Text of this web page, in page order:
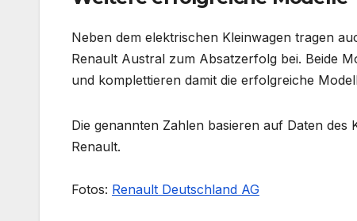
Neben dem elektrischen Kleinwagen tragen
Renault Austral zum Absatzerfolg bei. Beide
und komplettieren damit die erfolgreiche
Die genannten Zahlen basieren auf Daten
Renault.
Fotos: Renault Deutschland AG